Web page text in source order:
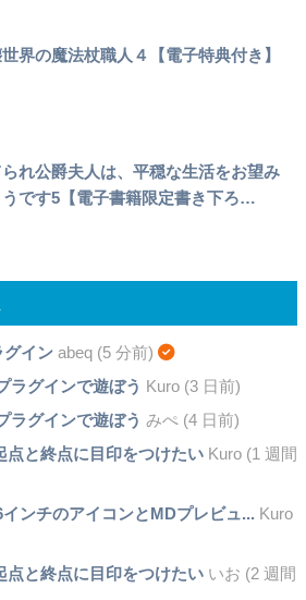
界の魔法杖職人４【電子特典付き】
れ公爵夫人は、平穏な生活をお望み
です5【電子書籍限定書き下ろ…
グインabeq (5 分前)
ラグインで遊ぼう Kuro (3 日前)
ラグインで遊ぼう みぺ (4 日前)
点と終点に目印をつけたいKuro (1 週間
ンチのアイコンとMDプレビュ... Kuro
点と終点に目印をつけたいいお (2 週間